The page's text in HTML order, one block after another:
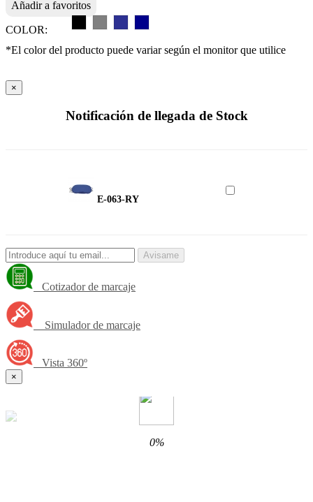
Añadir a favoritos
COLOR:
*El color del producto puede variar según el monitor que utilice
×
Notificación de llegada de Stock
E-063-RY
Avisame
Cotizador de marcaje
Simulador de marcaje
Vista 360º
×